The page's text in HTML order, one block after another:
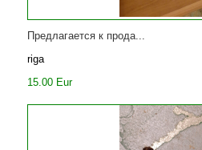
Предлагается к прода...
riga
15.00 Eur